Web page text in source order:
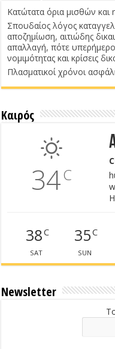
Κατώτατα όρια μισθών
Σπουδαίος λόγος
αποζημίωση, αιτιώδης
απαλλαγή, πότε
νομιμότητας και κρίσεις
Πλασματικοί χρόνοι
Καιρός
34C
38C
SAT
35C
SUN
Newsletter